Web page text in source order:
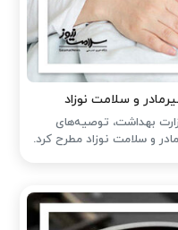
و سلامت نوزاد
بهداشت، توصیه‌های
و سلامت نوزاد مطرح کرد.